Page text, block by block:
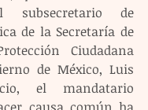
subsecretario de
de la Secretaría de
Ciudadana
de México, Luis
el mandatario